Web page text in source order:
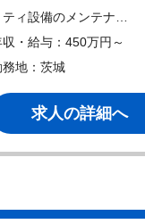
ティ設備のメンテナ…
収・給与：450万円～
務地：茨城
求人の詳細へ